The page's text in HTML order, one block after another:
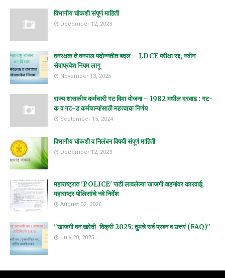
विभागीय चौकशी संपूर्ण माहिती
December 12, 2023
वनरक्षक ते वनपाल पदोन्नतीत बदल – LDCE परीक्षा रद्द, नवीन
सेवाप्रवेश नियम लागू
November 13, 2025
राज्य शासकीय कर्मचारी गट विमा योजना – 1982 मधील दरवाढ : गट-
क व गट-ड कर्मचाऱ्यांसाठी महत्त्वाचा निर्णय
September 15, 2024
विभागीय चौकशी व निलंबन विषयी संपूर्ण माहिती
December 12, 2023
महाराष्ट्रात 'POLICE' पाटी लावलेल्या खाजगी वाहनांवर कारवाई;
महाराष्ट्र पोलिसांचे नवे निर्देश
August 02, 2026
"खाजगी वन खरेदी-विक्री 2025: तुमचे सर्व प्रश्न व उत्तरं (FAQ)"
July 20, 2025